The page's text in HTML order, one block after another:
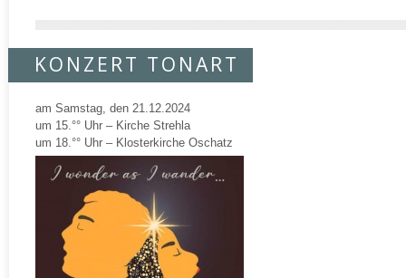
KONZERT TONART
am Samstag, den 21.12.2024
um 15.°° Uhr – Kirche Strehla
um 18.°° Uhr – Klosterkirche Oschatz